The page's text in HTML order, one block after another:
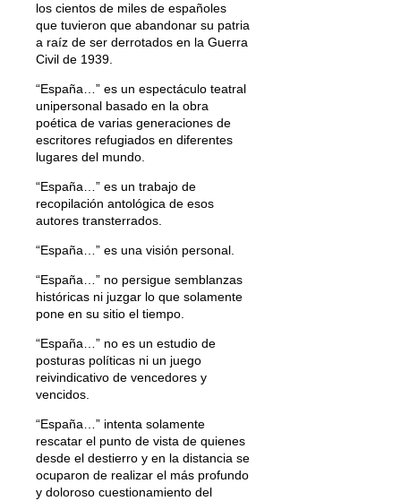
los cientos de miles de españoles
que tuvieron que abandonar su patria
a raíz de ser derrotados en la Guerra
Civil de 1939.
“España…” es un espectáculo teatral
unipersonal basado en la obra
poética de varias generaciones de
escritores refugiados en diferentes
lugares del mundo.
“España…” es un trabajo de
recopilación antológica de esos
autores transterrados.
“España…” es una visión personal.
“España…” no persigue semblanzas
históricas ni juzgar lo que solamente
pone en su sitio el tiempo.
“España…” no es un estudio de
posturas políticas ni un juego
reivindicativo de vencedores y
vencidos.
“España…” intenta solamente
rescatar el punto de vista de quienes
desde el destierro y en la distancia se
ocuparon de realizar el más profundo
y doloroso cuestionamiento del